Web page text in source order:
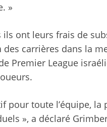
»
ont leurs frais de
carrières dans la
Premier League
pour toute l’équipe,
», a déclaré